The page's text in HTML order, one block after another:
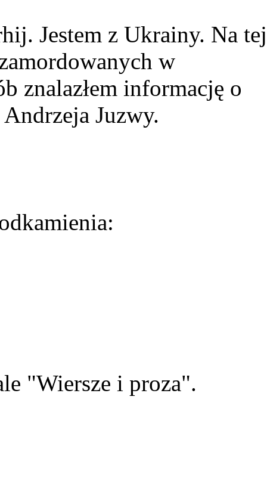
Jestem z Ukrainy. Na tej
w
znalazłem informację o
Juzwy.
"Wiersze i proza".